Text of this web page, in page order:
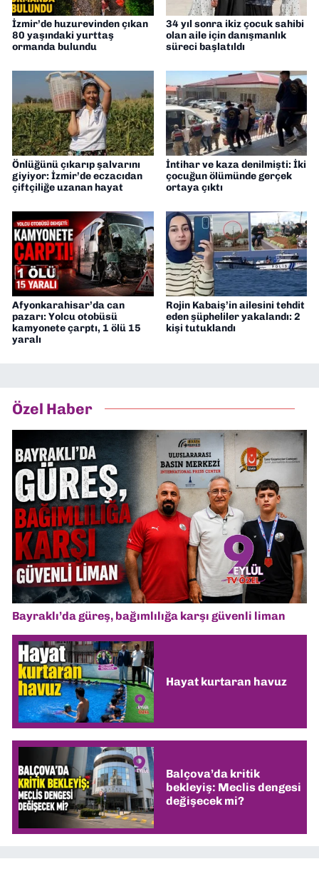
İzmir’de huzurevinden çıkan
80 yaşındaki yurttaş
ormanda bulundu
34 yıl sonra ikiz çocuk sahibi
olan aile için danışmanlık
süreci başlatıldı
Önlüğünü çıkarıp şalvarını
giyiyor: İzmir’de eczacıdan
çiftçiliğe uzanan hayat
İntihar ve kaza denilmişti: İki
çocuğun ölümünde gerçek
ortaya çıktı
Afyonkarahisar’da can
pazarı: Yolcu otobüsü
kamyonete çarptı, 1 ölü 15
yaralı
Rojin Kabaiş’in ailesini tehdit
eden şüpheliler yakalandı: 2
kişi tutuklandı
Özel Haber
Bayraklı’da güreş, bağımlılığa karşı güvenli liman
Hayat kurtaran havuz
Balçova’da kritik
bekleyiş: Meclis dengesi
değişecek mi?